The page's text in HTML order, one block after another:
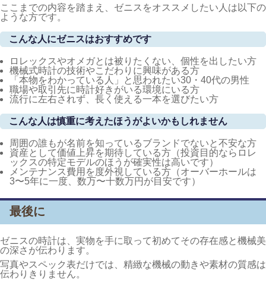
ここまでの内容を踏まえ、ゼニスをオススメしたい人は以下の
ような方です。
こんな人にゼニスはおすすめです
ロレックスやオメガとは被りたくない、個性を出したい方
機械式時計の技術やこだわりに興味がある方
「本物をわかっている人」と思われたい30・40代の男性
職場や取引先に時計好きがいる環境にいる方
流行に左右されず、長く使える一本を選びたい方
こんな人は慎重に考えたほうがよいかもしれません
周囲の誰もが名前を知っているブランドでないと不安な方
資産として価値上昇を期待している方（投資目的ならロレ
ックスの特定モデルのほうが確実性は高いです）
メンテナンス費用を度外視している方（オーバーホールは
3〜5年に一度、数万〜十数万円が目安です）
最後に
ゼニスの時計は、実物を手に取って初めてその存在感と機械美
の深さが伝わります。
写真やスペック表だけでは、精緻な機械の動きや素材の質感は
伝わりきりません。